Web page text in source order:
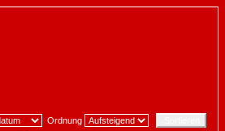
Ordnung